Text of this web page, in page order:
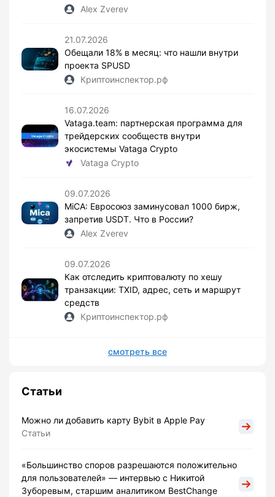
Alex Zverev
21.07.2026
Обещали 18% в месяц: что нашли внутри
проекта SPUSD
Криптоинспектор.рф
16.07.2026
Vataga.team: партнерская программа для
трейдерских сообществ внутри
экосистемы Vataga Crypto
Vataga Crypto
09.07.2026
MiCA: Евросоюз заминусовал 1000 бирж,
запретив USDT. Что в России?
Alex Zverev
09.07.2026
Как отследить криптовалюту по хешу
транзакции: TXID, адрес, сеть и маршрут
средств
Криптоинспектор.рф
смотреть все
Статьи
Можно ли добавить карту Bybit в Apple Pay
Статьи
«Большинство споров разрешаются положительно
для пользователей» — интервью с Никитой
Зуборевым, старшим аналитиком BestChange